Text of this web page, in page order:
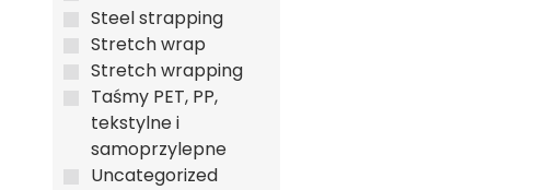
Steel strapping
Stretch wrap
Stretch wrapping
Taśmy PET, PP,
tekstylne i
samoprzylepne
Uncategorized